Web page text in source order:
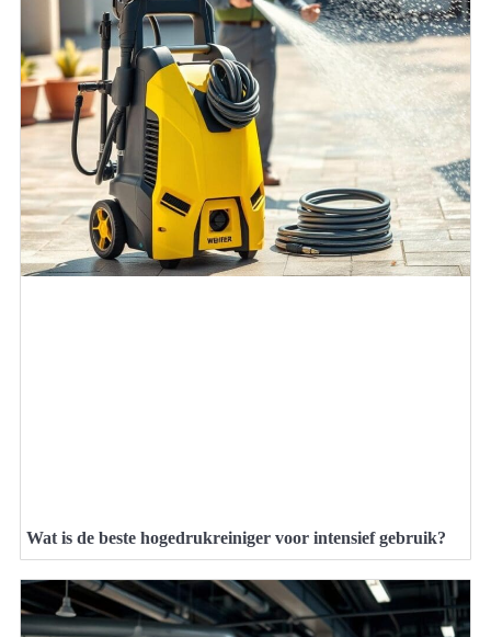
Wat is de beste hogedrukreiniger voor intensief gebruik?